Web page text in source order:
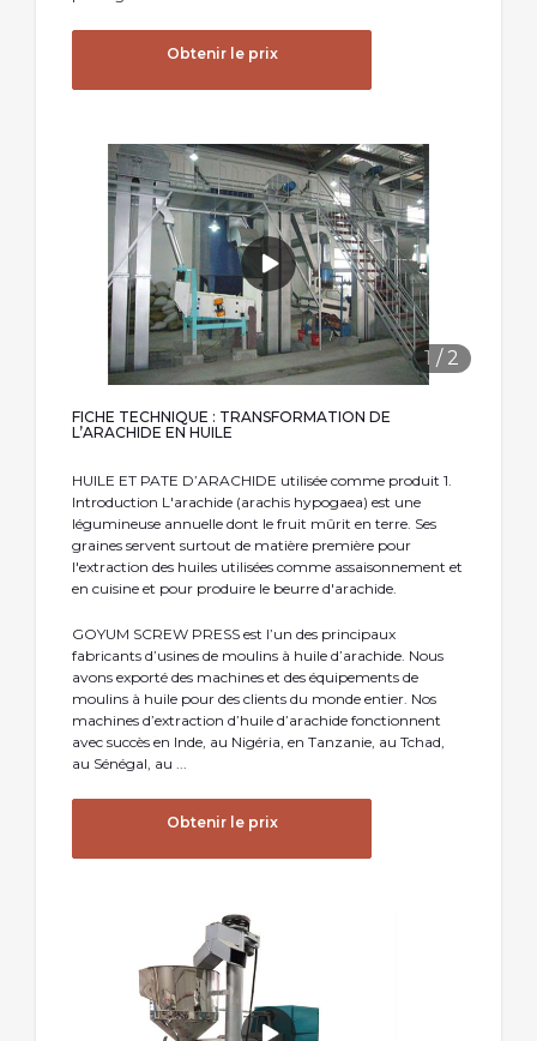
Obtenir le prix
1 / 2
FICHE TECHNIQUE : TRANSFORMATION DE
L’ARACHIDE EN HUILE
HUILE ET PATE D’ARACHIDE utilisée comme produit 1.
Introduction L'arachide (arachis hypogaea) est une
légumineuse annuelle dont le fruit mûrit en terre. Ses
graines servent surtout de matière première pour
l'extraction des huiles utilisées comme assaisonnement et
en cuisine et pour produire le beurre d'arachide.
GOYUM SCREW PRESS est l’un des principaux
fabricants d’usines de moulins à huile d’arachide. Nous
avons exporté des machines et des équipements de
moulins à huile pour des clients du monde entier. Nos
machines d’extraction d’huile d’arachide fonctionnent
avec succès en Inde, au Nigéria, en Tanzanie, au Tchad,
au Sénégal, au ...
Obtenir le prix